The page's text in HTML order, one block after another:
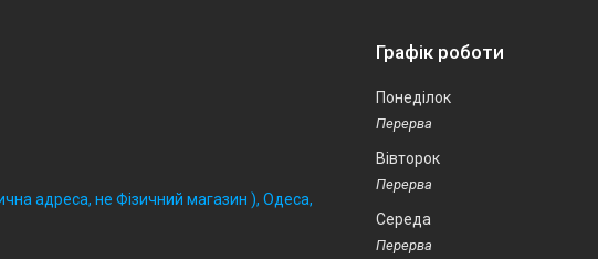
адреса, не Фізичний магазин ), Одеса,
Графік роботи
Понеділок
Вівторок
Середа